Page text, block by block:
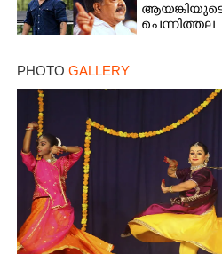
ആയങ്കിയുടെ
ചെന്നിത്തല
PHOTO GALLERY